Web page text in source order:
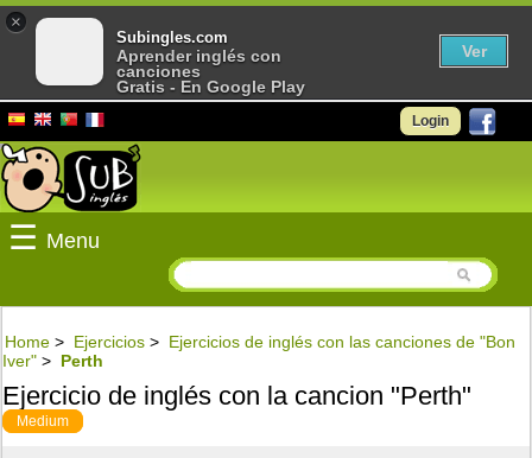
Login
☰ Menu
Home > Ejercicios > Ejercicios de inglés con las canciones de "Bon
Iver" > Perth
Ejercicio de inglés con la cancion "Perth"
Medium
×
Subingles.com
Aprender inglés con
canciones
Gratis - En Google Play
Ver